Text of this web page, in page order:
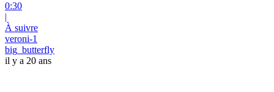
0:30
|
À suivre
veroni-1
big_butterfly
il y a 20 ans